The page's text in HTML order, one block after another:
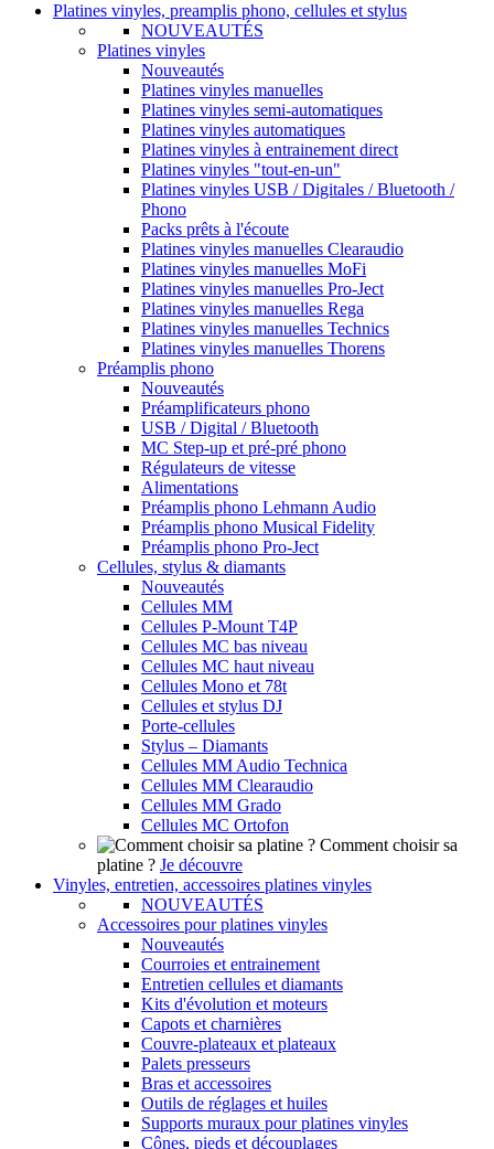
Platines vinyles, preamplis phono, cellules et stylus
NOUVEAUTÉS
Platines vinyles
Nouveautés
Platines vinyles manuelles
Platines vinyles semi-automatiques
Platines vinyles automatiques
Platines vinyles à entrainement direct
Platines vinyles "tout-en-un"
Platines vinyles USB / Digitales / Bluetooth /
Phono
Packs prêts à l'écoute
Platines vinyles manuelles Clearaudio
Platines vinyles manuelles MoFi
Platines vinyles manuelles Pro-Ject
Platines vinyles manuelles Rega
Platines vinyles manuelles Technics
Platines vinyles manuelles Thorens
Préamplis phono
Nouveautés
Préamplificateurs phono
USB / Digital / Bluetooth
MC Step-up et pré-pré phono
Régulateurs de vitesse
Alimentations
Préamplis phono Lehmann Audio
Préamplis phono Musical Fidelity
Préamplis phono Pro-Ject
Cellules, stylus & diamants
Nouveautés
Cellules MM
Cellules P-Mount T4P
Cellules MC bas niveau
Cellules MC haut niveau
Cellules Mono et 78t
Cellules et stylus DJ
Porte-cellules
Stylus – Diamants
Cellules MM Audio Technica
Cellules MM Clearaudio
Cellules MM Grado
Cellules MC Ortofon
Comment choisir sa
platine ? Je découvre
Vinyles, entretien, accessoires platines vinyles
NOUVEAUTÉS
Accessoires pour platines vinyles
Nouveautés
Courroies et entrainement
Entretien cellules et diamants
Kits d'évolution et moteurs
Capots et charnières
Couvre-plateaux et plateaux
Palets presseurs
Bras et accessoires
Outils de réglages et huiles
Supports muraux pour platines vinyles
Cônes, pieds et découplages